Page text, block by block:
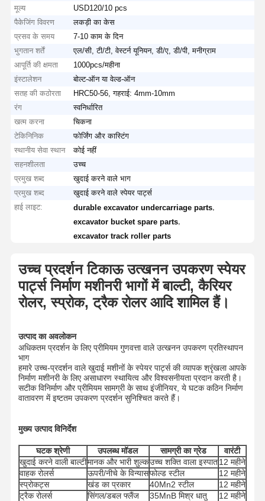
मूल्य
USD120/10 pcs
पैकेजिंग विवरण
लकड़ी का केस
प्रसव के समय
7-10 काम के दिन
भुगतान शर्तें
एल/सी, टी/टी, वेस्टर्न यूनियन, डी/ए, डी/पी, मनीग्राम
आपूर्ति की क्षमता
1000pcs/महीना
इंस्टालेशन
बोल्ट-ऑन या वेल्ड-ऑन
सतह की कठोरता
HRC50-56, गहराई: 4mm-10mm
रंग
स्वनिर्धारित
खत्म करना
चिकना
टेकिनिनिक
फोर्जिंग और कास्टिंग
स्थानीय सेवा स्थान
कोई नहीं
सहनशीलता
उच्च
प्रमुख शब्द
खुदाई करने वाले भाग
प्रमुख शब्द
खुदाई करने वाले स्पेयर पार्ट्स
हाई लाइट:
durable excavator undercarriage parts
excavator bucket spare parts
excavator track roller parts
उच्च प्रदर्शन टिकाऊ उत्खनन उपकरण स्पेयर
पार्ट्स निर्माण मशीनरी भागों में बाल्टी, कैरियर
रोलर, स्प्रोक, ट्रैक रोलर आदि शामिल हैं।
उत्पाद का अवलोकन
अधिकतम प्रदर्शन के लिए प्रीमियम गुणवत्ता वाले उत्खनन उपकरण प्रतिस्थापन
भाग
हमारे उच्च-प्रदर्शन वाले खुदाई मशीनों के स्पेयर पार्ट्स की व्यापक श्रृंखला आपके
निर्माण मशीनरी के लिए असाधारण स्थायित्व और विश्वसनीयता प्रदान करती है।
सटीक विनिर्माण और प्रीमियम सामग्री के साथ इंजीनियर, ये घटक कठिन निर्माण
वातावरण में इष्टतम उपकरण प्रदर्शन सुनिश्चित करते हैं।
मुख्य उत्पाद विनिर्देश
घटक श्रेणी उपलब्ध मॉडल सामग्री का ग्रेड
वारंटी
खुदाई करने वाली बाल्टीमानक और भारी शुल्कउच्च शक्ति वाला इस्पात12 महीने
वाहक रोलर्स
ऊपरी/नीचे के विन्यासफोल्ड स्टील
12 महीने
स्प्रोकट्स
खंड का प्रकार 40Mn2 स्टील
12 महीने
ट्रैक रोलर्स
सिंगल/डबल फ्लैंज 35MnB मिश्र धातु
12 महीने